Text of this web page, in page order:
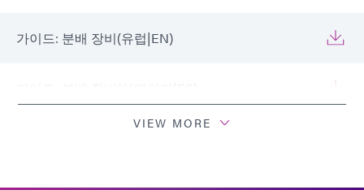
가이드: 분배 장비(유럽|EN)
가이드: 분배 장비(아메리카|ES)
VIEW MORE